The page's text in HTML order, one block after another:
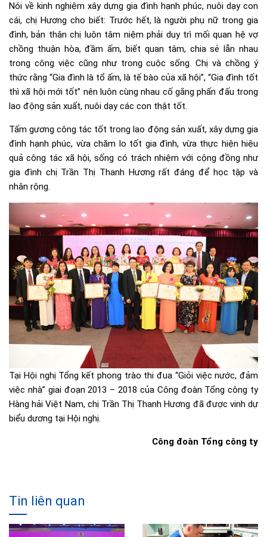
Nói về kinh nghiệm xây dựng gia đình hạnh phúc, nuôi dạy con
cái, chị Hương cho biết: Trước hết, là người phụ nữ trong gia
đình, bản thân chị luôn tâm niệm phải duy trì mối quan hệ vợ
chồng thuận hòa, đầm ấm, biết quan tâm, chia sẻ lẫn nhau
trong công việc cũng như trong cuộc sống. Chị và chồng ý
thức rằng “Gia đình là tổ ấm, là tế bào của xã hội”, “Gia đình tốt
thì xã hội mới tốt” nên luôn cùng nhau cố gắng phấn đấu trong
lao động sản xuất, nuôi dạy các con thật tốt.
Tấm gương công tác tốt trong lao động sản xuất, xây dựng gia
đình hạnh phúc, vừa chăm lo tốt gia đình, vừa thực hiện hiệu
quả công tác xã hội, sống có trách nhiệm với cộng đồng như
gia đình chị Trần Thị Thanh Hương rất đáng để học tập và
nhân rộng.
Tại Hội nghị Tổng kết phong trào thi đua “Giỏi việc nước, đảm
việc nhà” giai đoạn 2013 – 2018 của Công đoàn Tổng công ty
Hàng hải Việt Nam, chị Trần Thị Thanh Hương đã được vinh dự
biểu dương tại Hội nghị.
Công đoàn Tổng công ty
Tin liên quan